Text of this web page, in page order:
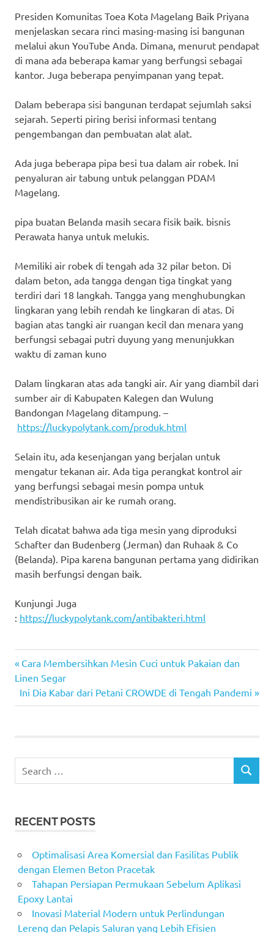
Presiden Komunitas Toea Kota Magelang Baik Priyana
menjelaskan secara rinci masing-masing isi bangunan
melalui akun YouTube Anda. Dimana, menurut pendapat
di mana ada beberapa kamar yang berfungsi sebagai
kantor. Juga beberapa penyimpanan yang tepat.
Dalam beberapa sisi bangunan terdapat sejumlah saksi
sejarah. Seperti piring berisi informasi tentang
pengembangan dan pembuatan alat alat.
Ada juga beberapa pipa besi tua dalam air robek. Ini
penyaluran air tabung untuk pelanggan PDAM
Magelang.
pipa buatan Belanda masih secara fisik baik. bisnis
Perawata hanya untuk melukis.
Memiliki air robek di tengah ada 32 pilar beton. Di
dalam beton, ada tangga dengan tiga tingkat yang
terdiri dari 18 langkah. Tangga yang menghubungkan
lingkaran yang lebih rendah ke lingkaran di atas. Di
bagian atas tangki air ruangan kecil dan menara yang
berfungsi sebagai putri duyung yang menunjukkan
waktu di zaman kuno
Dalam lingkaran atas ada tangki air. Air yang diambil dari
sumber air di Kabupaten Kalegen dan Wulung
Bandongan Magelang ditampung. –
https://luckypolytank.com/produk.html
Selain itu, ada kesenjangan yang berjalan untuk
mengatur tekanan air. Ada tiga perangkat kontrol air
yang berfungsi sebagai mesin pompa untuk
mendistribusikan air ke rumah orang.
Telah dicatat bahwa ada tiga mesin yang diproduksi
Schafter dan Budenberg (Jerman) dan Ruhaak & Co
(Belanda). Pipa karena bangunan pertama yang didirikan
masih berfungsi dengan baik.
Kunjungi Juga
: https://luckypolytank.com/antibakteri.html
Post
navigation
Previous
Post:
Cara Membersihkan Mesin Cuci untuk Pakaian dan
Linen Segar
Next
Post:
Ini Dia Kabar dari Petani CROWDE di Tengah Pandemi
for:
SEARCH
RECENT POSTS
Optimalisasi Area Komersial dan Fasilitas Publik
dengan Elemen Beton Pracetak
Tahapan Persiapan Permukaan Sebelum Aplikasi
Epoxy Lantai
Inovasi Material Modern untuk Perlindungan
Lereng dan Pelapis Saluran yang Lebih Efisien